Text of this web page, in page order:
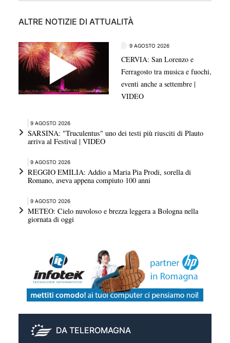
ALTRE NOTIZIE DI ATTUALITÀ
9 AGOSTO 2026
CERVIA: San Lorenzo e
Ferragosto tra musica e fuochi,
eventi anche a settembre |
VIDEO
9 AGOSTO 2026
SARSINA: "Truculentus" uno dei testi più riusciti di Plauto
arriva al Festival | VIDEO
9 AGOSTO 2026
REGGIO EMILIA: Addio a Maria Pia Prodi, sorella di
Romano, aveva appena compiuto 100 anni
9 AGOSTO 2026
METEO: Cielo nuvoloso e brezza leggera a Bologna nella
giornata di oggi
DA TELEROMAGNA